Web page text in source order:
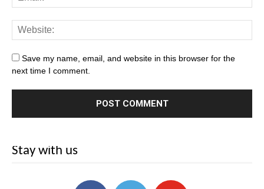
Save my name, email, and website in this browser for the
next time I comment.
Stay with us